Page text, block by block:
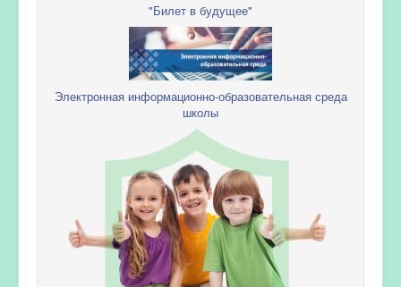
"Билет в будущее"
Электронная информационно-образовательная среда
школы